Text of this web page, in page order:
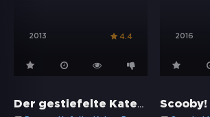
2013 4.4 2016
Der gestiefelte Kater: Der letzte Wunsch